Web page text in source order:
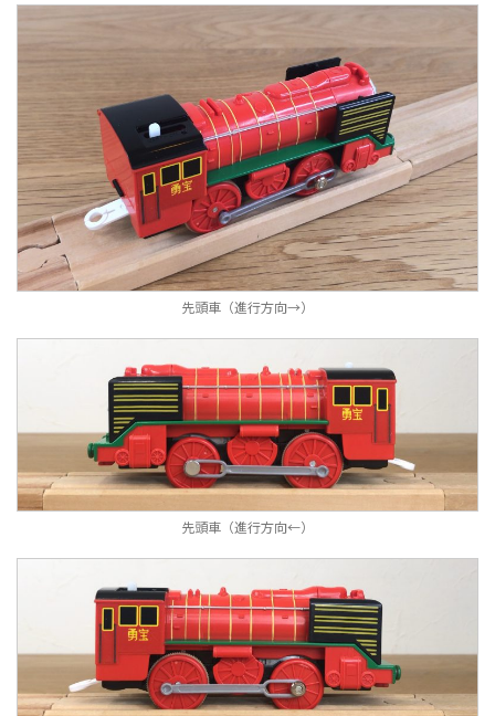
先頭車（進行方向→）
先頭車（進行方向←）